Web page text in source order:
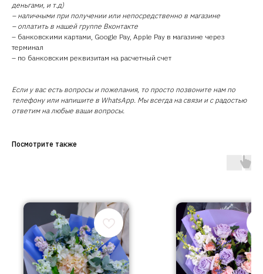
деньгами, и т.д)
– наличными при получении или непосредственно в магазине
– оплатить в нашей группе Вконтакте
– банковскими картами, Google Pay, Apple Pay в магазине через
терминал
– по банковским реквизитам на расчетный счет
Если у вас есть вопросы и пожелания, то просто позвоните нам по
телефону или напишите в WhatsApp. Мы всегда на связи и с радостью
ответим на любые ваши вопросы.
Посмотрите также